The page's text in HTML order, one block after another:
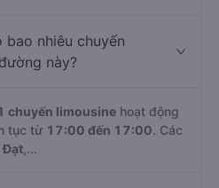
bao nhiêu chuyến
này?
chuyến limousine hoạt động
tục từ 17:00 đến 17:00. Các
Đạt ,...